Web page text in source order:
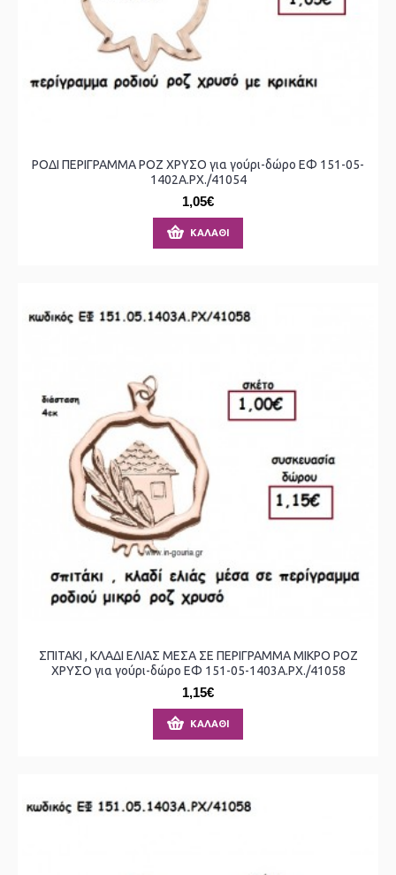
ΡΟΔΙ ΠΕΡΙΓΡΑΜΜΑ ΡΟΖ ΧΡΥΣΟ για γούρι-δώρο ΕΦ 151-05-
1402Α.ΡΧ./41054
1,05€
ΚΑΛΆΘΙ
ΣΠΙΤΑΚΙ , ΚΛΑΔΙ ΕΛΙΑΣ ΜΕΣΑ ΣΕ ΠΕΡΙΓΡΑΜΜΑ ΜΙΚΡΟ ΡΟΖ
ΧΡΥΣΟ για γούρι-δώρο ΕΦ 151-05-1403Α.ΡΧ./41058
1,15€
ΚΑΛΆΘΙ